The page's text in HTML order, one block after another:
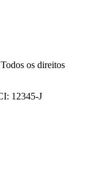
os direitos
12345-J